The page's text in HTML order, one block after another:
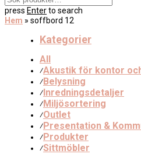
press Enterto search
Hem » soffbord 12
Kategorier
All
⁄Akustik för kontor
⁄Belysning
⁄Inredningsdetaljer
⁄Miljösortering
⁄Outlet
⁄Presentation &
⁄Produkter
⁄Sittmöbler